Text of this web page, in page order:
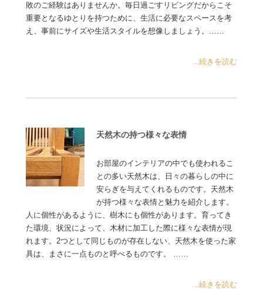
敗のご経験はありませんか。毎日過ごすリビングだからこそ
重要となるゆとりを持つために、生活に必要なスペースを考
え、事前にサイズや生活スタイルを想像しましょう。……
...続きを読む
天然木の持つ様々な表情
お部屋のインテリアの中でも使われるこ
との多い天然木は、日々の暮らしの中に
安らぎを与えてくれるものです。天然木
が持つ様々な表情と魅力を紹介します。
人に個性があるように、樹木にも個性があります。育ってき
た環境、状況によって、木材に加工した際に様々な表情が現
れます。2つとして同じものが存在しない、天然木を使った家
具は、まさに一点ものと呼べるものです。 ……
...続きを読む